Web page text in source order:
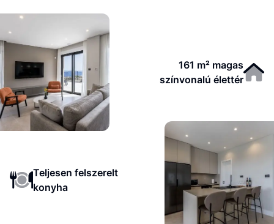
161 m² magas
színvonalú élettér
Teljesen felszerelt
konyha